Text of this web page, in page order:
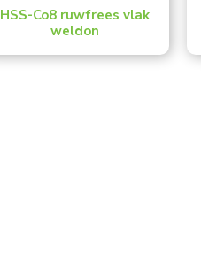
HSS-Co8 ruwfrees vlak
weldon